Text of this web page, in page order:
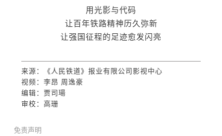
用光影与代码
让百年铁路精神历久弥新
让强国征程的足迹愈发闪亮
来源：《人民铁道》报业有限公司影视中心
视频：李昂 周逸豪
编辑：贾司瑒
审校：高珊
免责声明